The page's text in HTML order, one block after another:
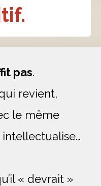
pas.
revient,
le même
intellectualise…
« devrait »